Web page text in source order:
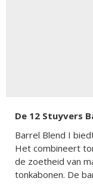
De 12 Stuyvers
Barrel Blend I
Het combineert
de zoetheid van
tonkabonen. De